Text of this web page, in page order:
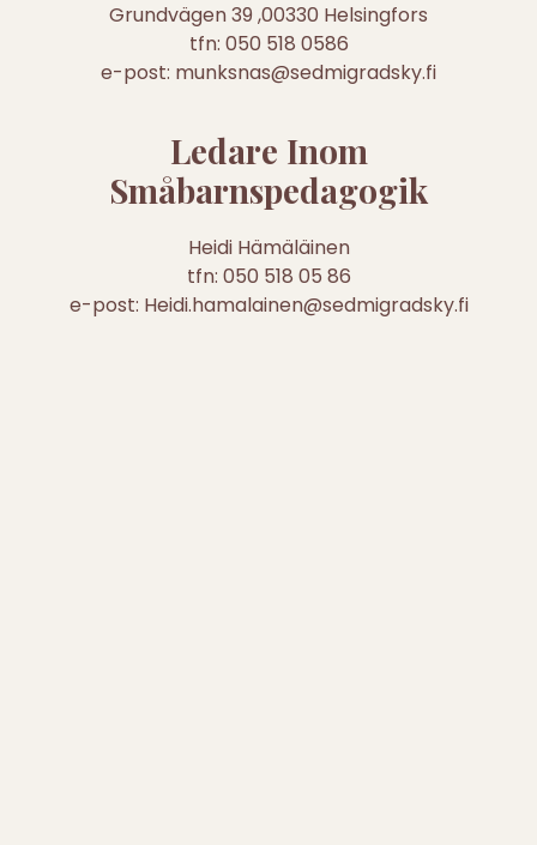
Grundvägen 39 ,00330 Helsingfors
tfn: 050 518 0586
e-post: munksnas@sedmigradsky.fi
Ledare Inom
Småbarnspedagogik
Heidi Hämäläinen
tfn: 050 518 05 86
e-post: Heidi.hamalainen@sedmigradsky.fi